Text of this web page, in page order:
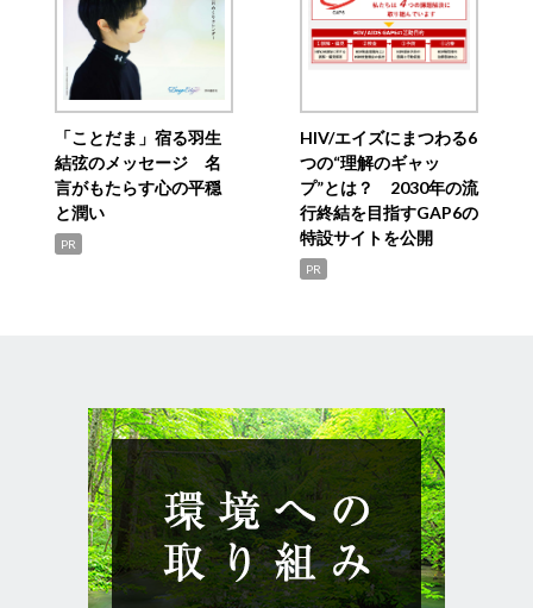
「ことだま」宿る羽生
結弦のメッセージ 名
言がもたらす心の平穏
と潤い
PR
HIV/エイズにまつわる6
つの“理解のギャッ
プ”とは？ 2030年の流
行終結を目指すGAP6の
特設サイトを公開
PR